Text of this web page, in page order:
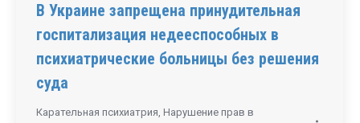
В Украине запрещена принудительная
госпитализация недееспособных в
психиатрические больницы без решения
суда
Карательная психиатрия, Нарушение прав в